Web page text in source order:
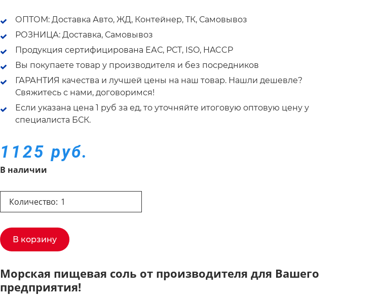
ОПТОМ: Доставка Авто, ЖД, Контейнер, ТК, Самовывоз
РОЗНИЦА: Доставка, Самовывоз
Продукция сертифицирована ЕАС, РСТ, ISO, HACCP
Вы покупаете товар у производителя и без посредников
ГАРАНТИЯ качества и лучшей цены на наш товар. Нашли дешевле?
Свяжитесь с нами, договоримся!
Если указана цена 1 руб за ед, то уточняйте итоговую оптовую цену у
специалиста БСК.
1125 руб.
В наличии
Количество:
В корзину
Морская пищевая соль от производителя для Вашего
предприятия!